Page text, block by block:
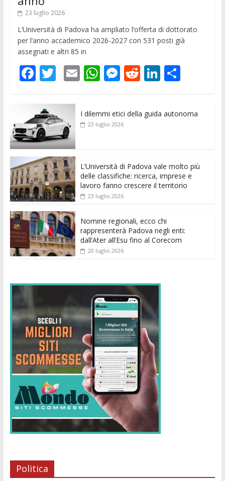
23 luglio 2026
L’Università di Padova ha ampliato l’offerta di dottorato
per l’anno accademico 2026-2027 con 531 posti già
assegnati e altri 85 in
F
e
b
o
o
k
T
itt
er
E
ai
l
W
s
p
M
ss
e
er
R
di
Li
e
C
di
I dilemmi etici della guida autonoma
23 luglio 2026
L’Università di Padova vale molto più
delle classifiche: ricerca, imprese e
lavoro fanno crescere il territorio
23 luglio 2026
Nomine regionali, ecco chi
rappresenterà Padova negli enti:
dall’Ater all’Esu fino al Corecom
20 luglio 2026
Politica